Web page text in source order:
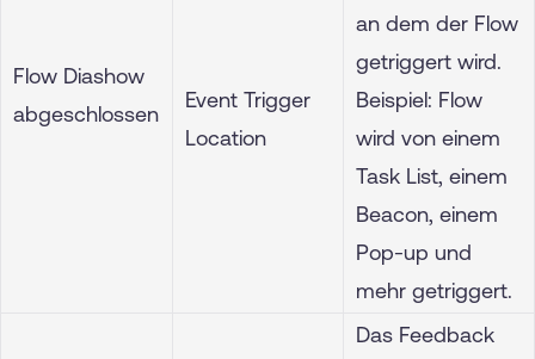
Flow Diashow
abgeschlossen
Event Trigger
Location
an dem der Flow
getriggert wird.
Beispiel: Flow
wird von einem
Task List, einem
Beacon, einem
Pop-up und
mehr getriggert.
Das Feedback